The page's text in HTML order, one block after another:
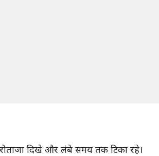
दिखे और लंबे समय तक टिका रहे।